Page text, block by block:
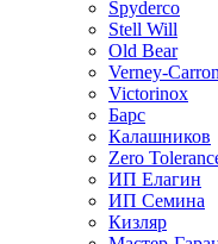
Spyderco
Stell Will
Old Bear
Verney-Carron
Victorinox
Барс
Калашников
Zero
ИП Елагин
ИП Семина
Кизляр